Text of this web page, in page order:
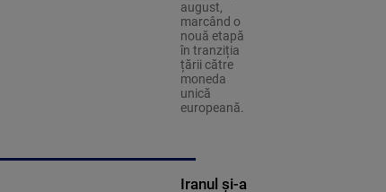
august,
marcând o
nouă etapă
în tranziția
țării către
moneda
unică
europeană.
Iranul și-a